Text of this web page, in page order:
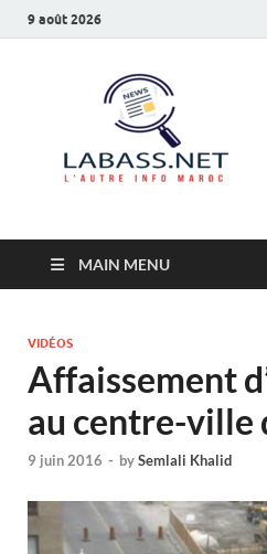
9 août 2026
MAIN MENU
VIDÉOS
Affaissement
au centre-ville
9 juin 2016 - bySemlali Khalid